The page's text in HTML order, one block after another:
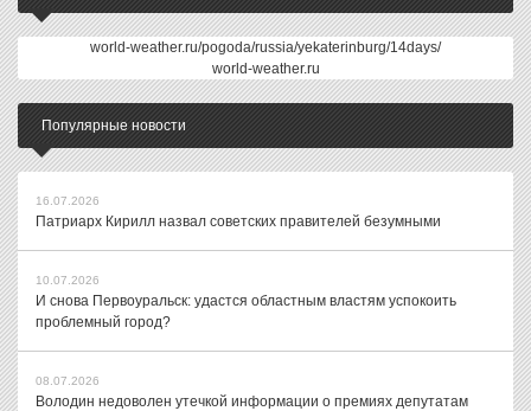
world-weather.ru/pogoda/russia/yekaterinburg/14days/
world-weather.ru
Популярные новости
16.07.2026
Патриарх Кирилл назвал советских правителей безумными
10.07.2026
И снова Первоуральск: удастся областным властям успокоить
проблемный город?
08.07.2026
Володин недоволен утечкой информации о премиях депутатам